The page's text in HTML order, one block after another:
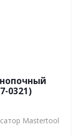
0321)
Mastertool